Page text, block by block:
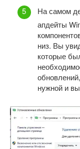
На самом
апдейты
низ. Вы
которые
нужной и